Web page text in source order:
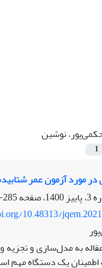
نوشین
1
در مورد آزمون عمر
285-306
10.48313/
به مدل‌سازی و
اطمینان یک دستگاه مهم